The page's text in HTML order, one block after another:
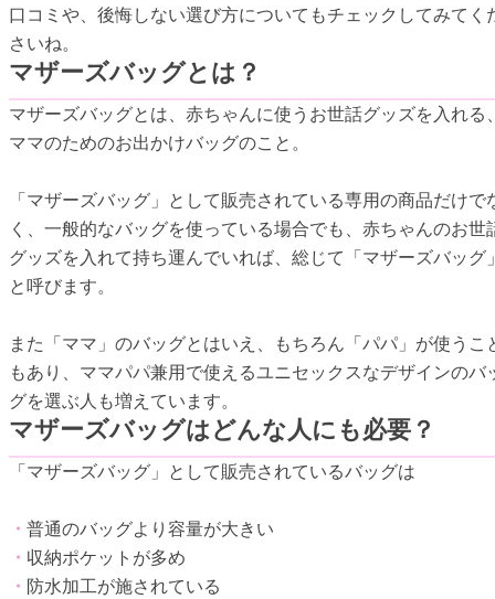
口コミや、後悔しない選び方についてもチェックしてみてく
さいね。
マザーズバッグとは？
マザーズバッグとは、赤ちゃんに使うお世話グッズを入れる
ママのためのお出かけバッグのこと。
「マザーズバッグ」として販売されている専用の商品だけで
く、一般的なバッグを使っている場合でも、赤ちゃんのお世
グッズを入れて持ち運んでいれば、総じて「マザーズバッグ
と呼びます。
また「ママ」のバッグとはいえ、もちろん「パパ」が使うこ
もあり、ママパパ兼用で使えるユニセックスなデザインのバ
グを選ぶ人も増えています。
マザーズバッグはどんな人にも必要？
「マザーズバッグ」として販売されているバッグは
・ 普通のバッグより容量が大きい
・ 収納ポケットが多め
・ 防水加工が施されている